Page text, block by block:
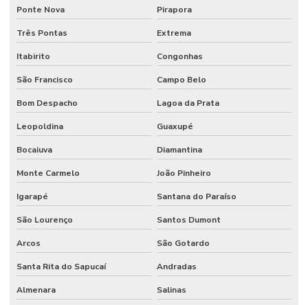
Pintura De Poliuretano Em São Paulo
Pintura De Vagas Com Tinta Epóxi
Pintura Em Epóxi
Pintura Em Epoxi Para Piso
Pintura Epóxi
Pintura Epóxi Alta Resistência Para Indústria
Pintura Epóxi Em São Paulo
Pintura Epoxi Industrial
Pintura Epóxi Para Áreas Comerciais
Pintura Epóxi Para Indústria
Pintura Epóxi Para Piso
Ponte Nova Pirapora
Três Pontas Extrema
Itabirito Congonhas
São Francisco Campo Belo
Bom Despacho Lagoa da Prata
Leopoldina Guaxupé
Bocaiuva Diamantina
Monte Carmelo João Pinheiro
Igarapé Santana do Paraíso
São Lourenço Santos Dumont
Arcos São Gotardo
Santa Rita do Sapucaí Andradas
Almenara Salinas